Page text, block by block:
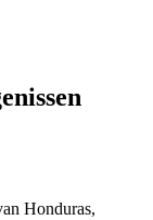
Honduras,